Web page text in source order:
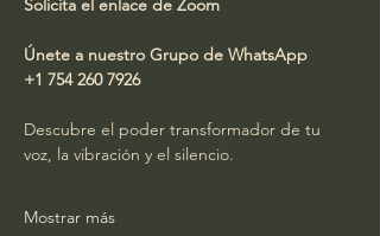
Solicita el enlace de Zoom
Únete a nuestro Grupo de WhatsApp
+1 754 260 7926
Descubre el poder transformador de tu
voz, la vibración y el silencio.
Mostrar más